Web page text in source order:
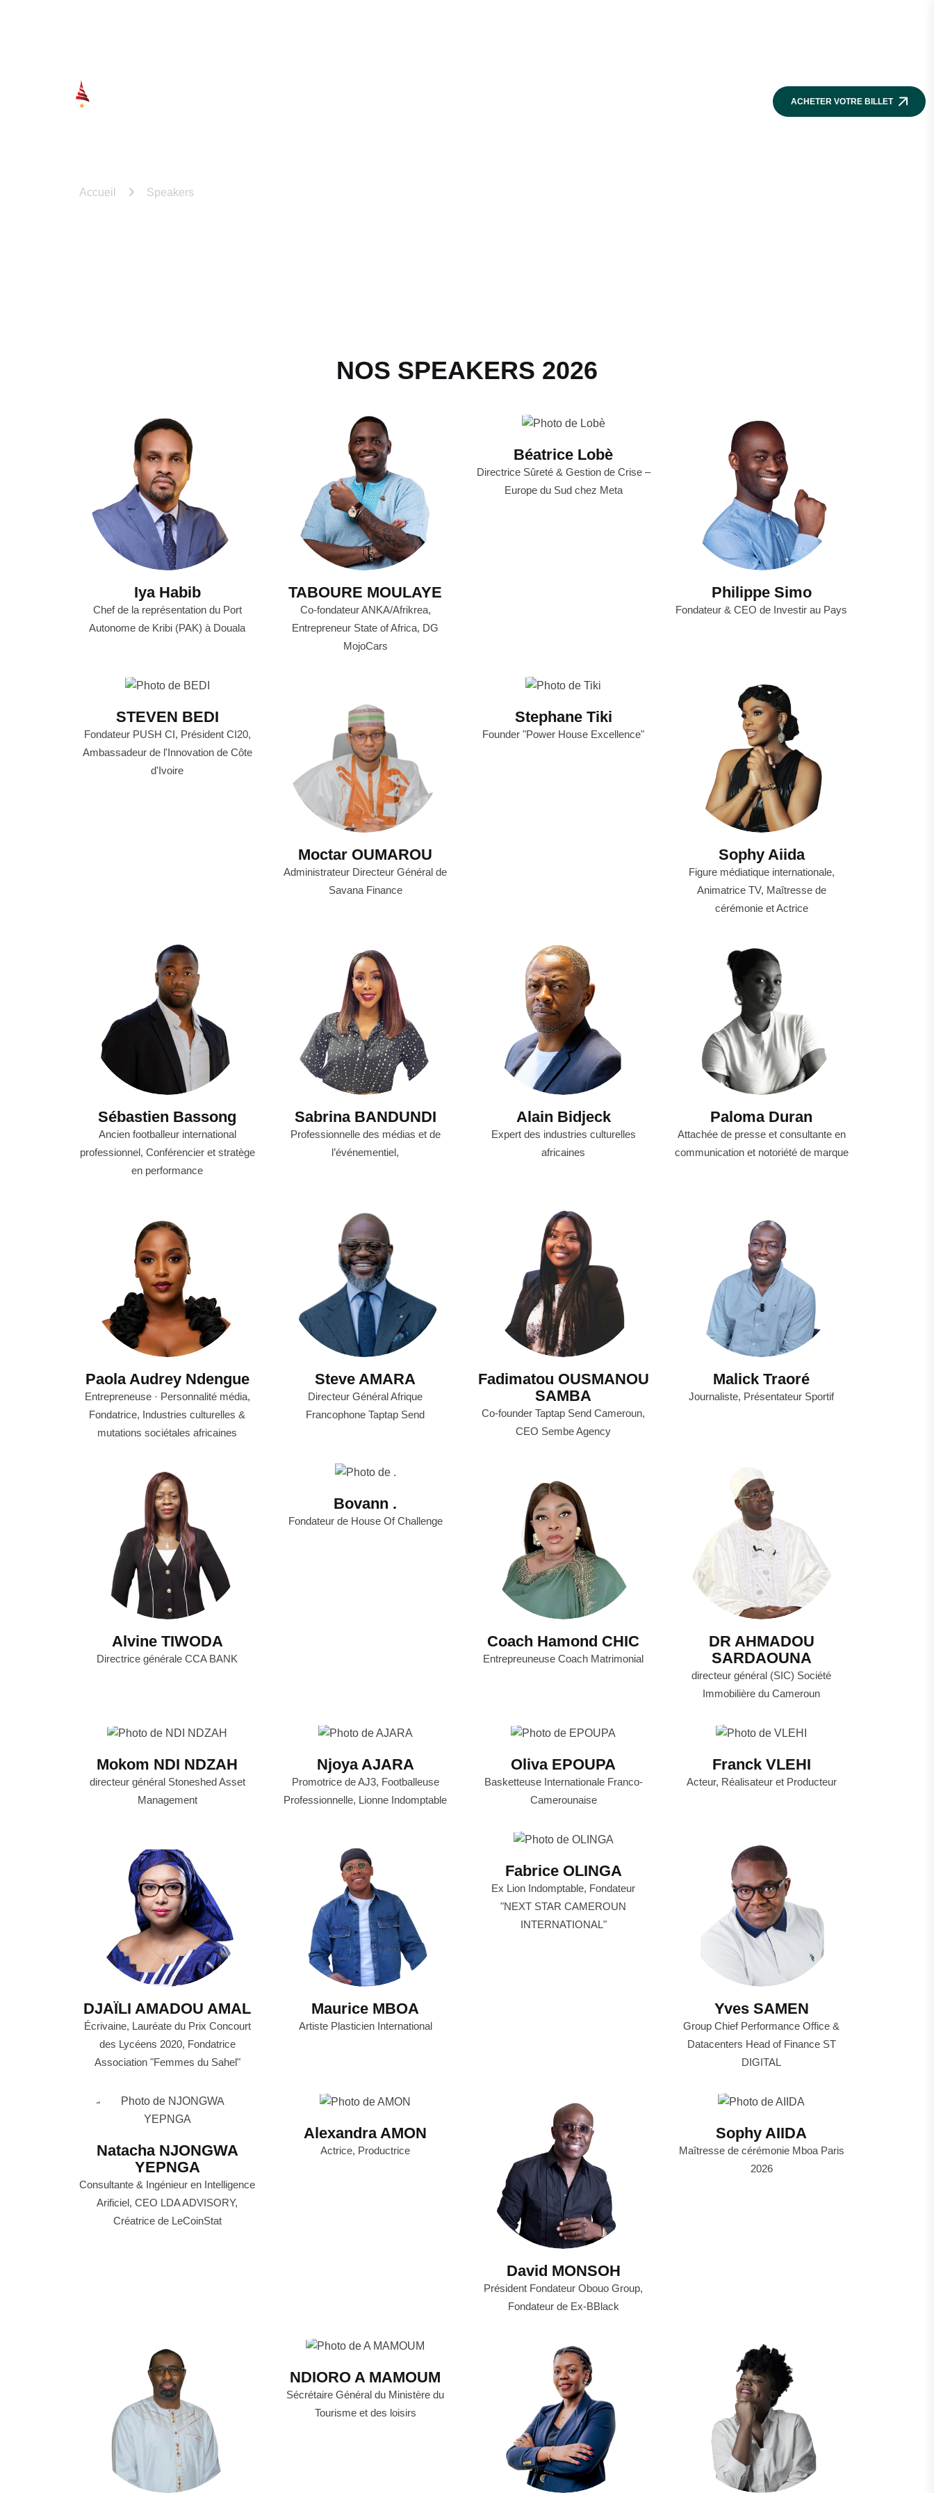
ACHETER VOTRE BILLET
Accueil Speakers
NOS SPEAKERS 2026
Iya Habib
Chef de la représentation du Port
Autonome de Kribi (PAK) à Douala
TABOURE MOULAYE
Co-fondateur ANKA/Afrikrea,
Entrepreneur State of Africa, DG
MojoCars
Béatrice Lobè
Directrice Sûreté & Gestion de Crise –
Europe du Sud chez Meta
Philippe Simo
Fondateur & CEO de Investir au Pays
STEVEN BEDI
Fondateur PUSH CI, Président CI20,
Ambassadeur de l'Innovation de Côte
d'Ivoire
Moctar OUMAROU
Administrateur Directeur Général de
Savana Finance
Stephane Tiki
Founder "Power House Excellence"
Sophy Aiida
Figure médiatique internationale,
Animatrice TV, Maîtresse de
cérémonie et Actrice
Sébastien Bassong
Ancien footballeur international
professionnel, Conférencier et stratège
en performance
Sabrina BANDUNDI
Professionnelle des médias et de
l’événementiel,
Alain Bidjeck
Expert des industries culturelles
africaines
Paloma Duran
Attachée de presse et consultante en
communication et notoriété de marque
Paola Audrey Ndengue
Entrepreneuse · Personnalité média,
Fondatrice, Industries culturelles &
mutations sociétales africaines
Steve AMARA
Directeur Général Afrique
Francophone Taptap Send
Fadimatou OUSMANOU
SAMBA
Co-founder Taptap Send Cameroun,
CEO Sembe Agency
Malick Traoré
Journaliste, Présentateur Sportif
Alvine TIWODA
Directrice générale CCA BANK
Bovann .
Fondateur de House Of Challenge
Coach Hamond CHIC
Entrepreuneuse Coach Matrimonial
DR AHMADOU
SARDAOUNA
directeur général (SIC) Société
Immobilière du Cameroun
Mokom NDI NDZAH
directeur général Stoneshed Asset
Management
Njoya AJARA
Promotrice de AJ3, Footballeuse
Professionnelle, Lionne Indomptable
Oliva EPOUPA
Basketteuse Internationale Franco-
Camerounaise
Franck VLEHI
Acteur, Réalisateur et Producteur
DJAÏLI AMADOU AMAL
Écrivaine, Lauréate du Prix Concourt
des Lycéens 2020, Fondatrice
Association "Femmes du Sahel"
Maurice MBOA
Artiste Plasticien International
Fabrice OLINGA
Ex Lion Indomptable, Fondateur
"NEXT STAR CAMEROUN
INTERNATIONAL"
Yves SAMEN
Group Chief Performance Office &
Datacenters Head of Finance ST
DIGITAL
Natacha NJONGWA
YEPNGA
Consultante & Ingénieur en Intelligence
Arificiel, CEO LDA ADVISORY,
Créatrice de LeCoinStat
Alexandra AMON
Actrice, Productrice
David MONSOH
Président Fondateur Obouo Group,
Fondateur de Ex-BBlack
Sophy AIIDA
Maîtresse de cérémonie Mboa Paris
2026
NDIORO A MAMOUM
Sécrétaire Général du Ministère du
Tourisme et des loisirs